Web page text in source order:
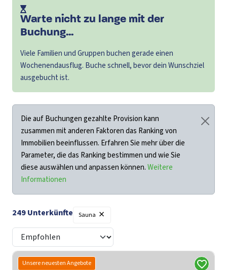
Warte nicht zu lange mit der
Buchung...
Viele Familien und Gruppen buchen gerade einen
Wochenendausflug. Buche schnell, bevor dein Wunschziel
ausgebucht ist.
Die auf Buchungen gezahlte Provision kann
zusammen mit anderen Faktoren das Ranking von
Immobilien beeinflussen. Erfahren Sie mehr über die
Parameter, die das Ranking bestimmen und wie Sie
diese auswählen und anpassen können.Weitere
Informationen
249Unterkünfte Sauna ×
Unsere neuesten Angebote